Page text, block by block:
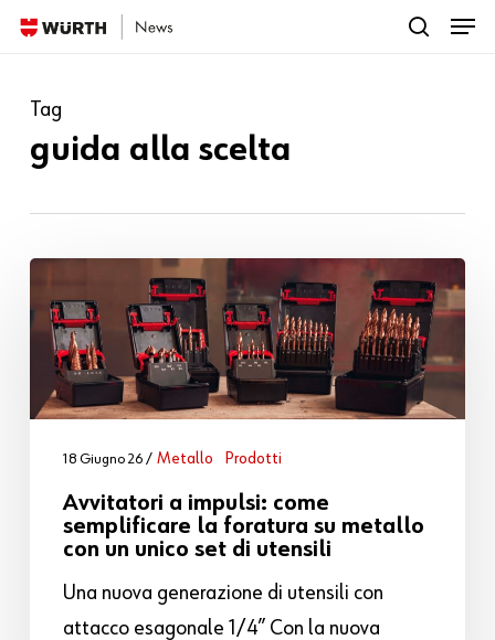
Skip
content
Menu
Tag
guida alla scelta
18 Giugno 26 Metallo Prodotti
Avvitatori a impulsi: come
semplificare la foratura su metallo
con un unico set di utensili
Una nuova generazione di utensili con
attacco esagonale 1/4” Con la nuova